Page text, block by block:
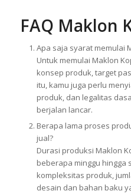
FAQ Maklon
Apa saja syarat memulai
Untuk memulai Maklon
konsep produk, target
itu, kamu juga perlu
produk, dan legalitas
berjalan lancar.
Berapa lama proses
jual?
Durasi produksi Maklon
beberapa minggu hingga
kompleksitas produk,
desain dan bahan baku